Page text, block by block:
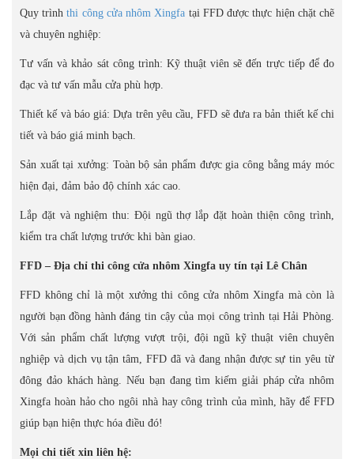
Quy trìnhthi công cửa nhôm Xingfa tại FFD được thực hiện chặt chẽ
và chuyên nghiệp:
Tư vấn và khảo sát công trình: Kỹ thuật viên sẽ đến trực tiếp để đo
đạc và tư vấn mẫu cửa phù hợp.
Thiết kế và báo giá: Dựa trên yêu cầu, FFD sẽ đưa ra bản thiết kế chi
tiết và báo giá minh bạch.
Sản xuất tại xưởng: Toàn bộ sản phẩm được gia công bằng máy móc
hiện đại, đảm bảo độ chính xác cao.
Lắp đặt và nghiệm thu: Đội ngũ thợ lắp đặt hoàn thiện công trình,
kiểm tra chất lượng trước khi bàn giao.
FFD – Địa chỉ thi công cửa nhôm Xingfa uy tín tại Lê Chân
FFD không chỉ là một xưởng thi công cửa nhôm Xingfa mà còn là
người bạn đồng hành đáng tin cậy của mọi công trình tại Hải Phòng.
Với sản phẩm chất lượng vượt trội, đội ngũ kỹ thuật viên chuyên
nghiệp và dịch vụ tận tâm, FFD đã và đang nhận được sự tin yêu từ
đông đảo khách hàng. Nếu bạn đang tìm kiếm giải pháp cửa nhôm
Xingfa hoàn hảo cho ngôi nhà hay công trình của mình, hãy để FFD
giúp bạn hiện thực hóa điều đó!
Mọi chi tiết xin liên hệ: